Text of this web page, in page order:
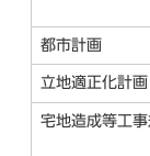
都市計画
立地適正化計画
宅地造成等工